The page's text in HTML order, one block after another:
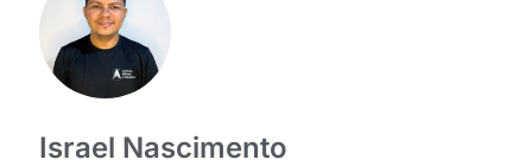
Israel Nascimento